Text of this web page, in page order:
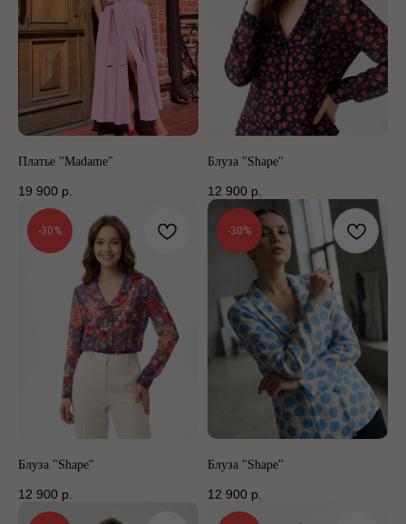
Платье "Madame"
19 900 р.
Блуза "Shape"
12 900 р.
-30%
Блуза "Shape"
12 900 р.
-30%
Блуза "Shape"
12 900 р.